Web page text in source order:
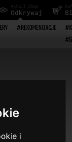
i
Asfalt Shop
Odkrywaj
#REKOMENDACJE